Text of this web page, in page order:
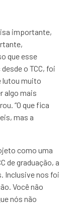
importante,
que esse
desde oTCC, foi
lutou muito
algo mais
“O que fica
mas a
como uma
de graduação, a
Inclusive nos foi
Você não
nós não